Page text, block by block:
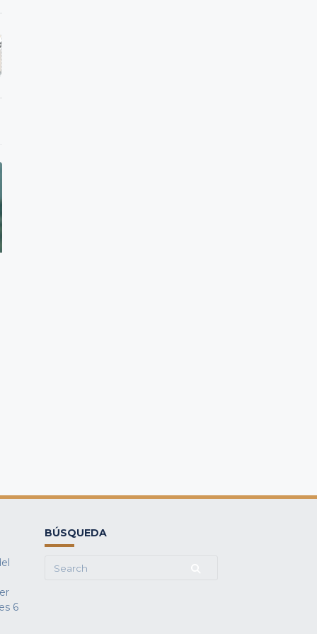
6
BÚSQUEDA
Search